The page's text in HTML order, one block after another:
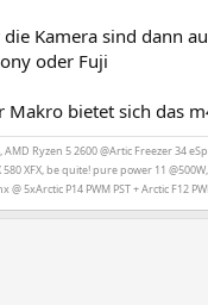
Kamera sind dann
oder Fuji
Makro bietet sich das
AMD Ryzen 5 2600 @Artic Freezer 34
XFX, be quite! pure power 11
@ 5xArctic P14 PWM PST + Arctic F12